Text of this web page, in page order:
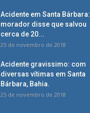
Acidente em Santa Bárbara:
morador disse que salvou
cerca de 20...
25 de novembro de 2018
Acidente gravissimo: com
diversas vítimas em Santa
Bárbara, Bahia.
25 de novembro de 2018